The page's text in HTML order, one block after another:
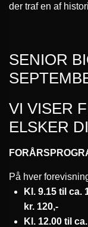
der traf en af
SENIOR
VI VISER
ELSKER
På hver
Kl. 9.15 til ca.
kr. 120,-
Kl. 12.00 til